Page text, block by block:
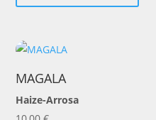
MAGALA
Haize-Arrosa